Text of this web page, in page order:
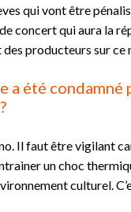
qui vont être
concert qui aura la
producteurs sur ce
été condamné
Il faut être vigilant
un choc
culturel.